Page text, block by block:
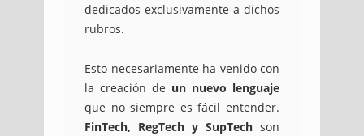
dedicados exclusivamente a dichos
rubros.
Esto necesariamente ha venido con
la creación de un nuevo lenguaje
que no siempre es fácil entender.
FinTech, RegTech y SupTech son